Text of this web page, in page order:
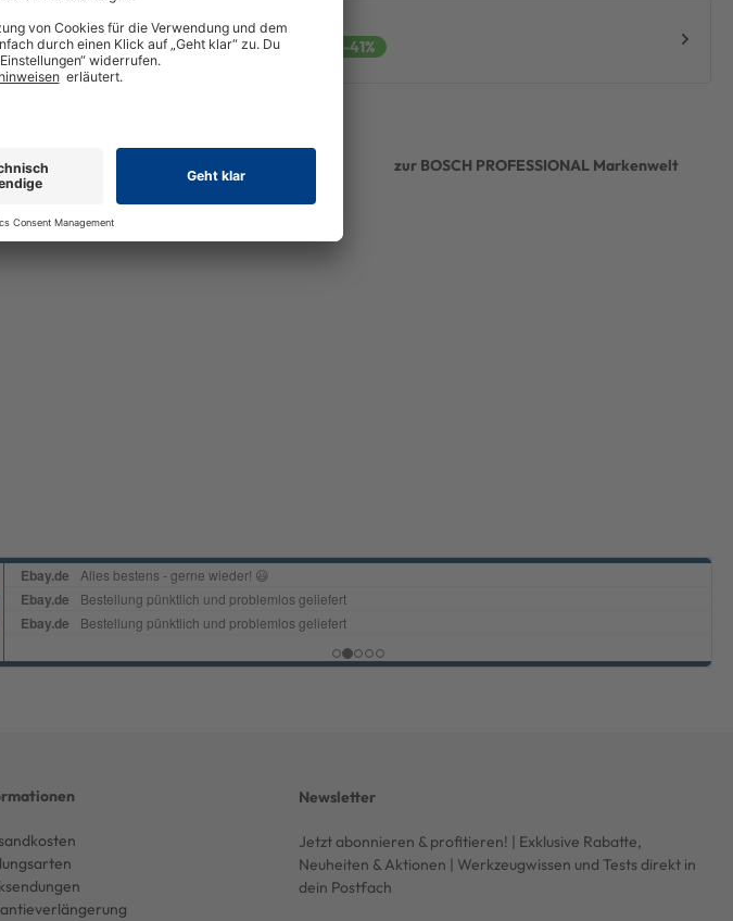
Bosch Handgriff –
10,99 €UVP: 18,71 € -41%
zur BOSCH PROFESSIONAL Markenwelt
Newsletter
Jetzt abonnieren & profitieren! | Exklusive Rabatte,
Neuheiten & Aktionen | Werkzeugwissen und Tests direkt in
dein Postfach